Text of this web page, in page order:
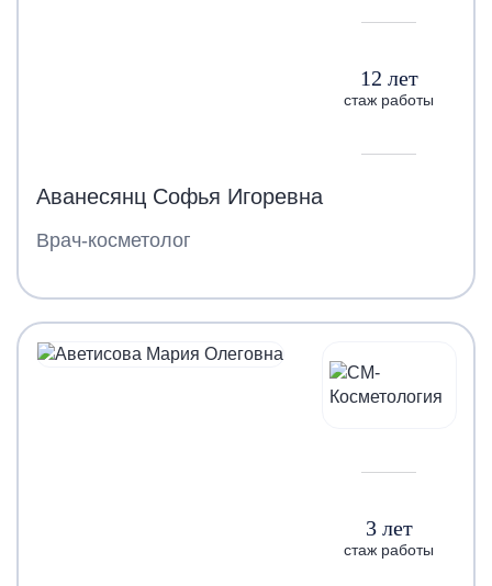
12 лет
стаж работы
Аванесянц Софья Игоревна
Врач-косметолог
3 лет
стаж работы